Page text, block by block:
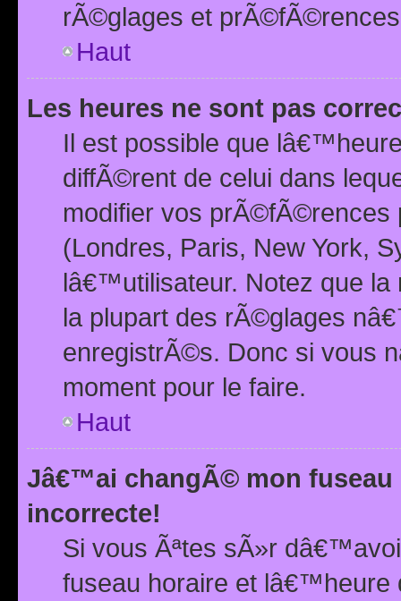
rÃ©glages et
Haut
Les heures ne sont pas
Il est possible que
diffÃ©rent de celui dans
modifier vos prÃ©fÃ©rences
(Londres, Paris, New York,
lâ€™utilisateur. Notez que la
la plupart des rÃ©glages
enregistrÃ©s. Donc si vous
moment pour le faire.
Haut
Jâ€™ai changÃ© mon
incorrecte!
Si vous Ãªtes sÃ»r
fuseau horaire et